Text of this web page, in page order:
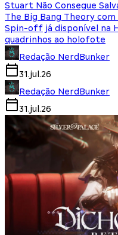
Stuart Não Consegue
The Big Bang Theory
Spin-off já disponível na
quadrinhos ao holofote
Redação NerdBunker
31.jul.26
Redação NerdBunker
31.jul.26